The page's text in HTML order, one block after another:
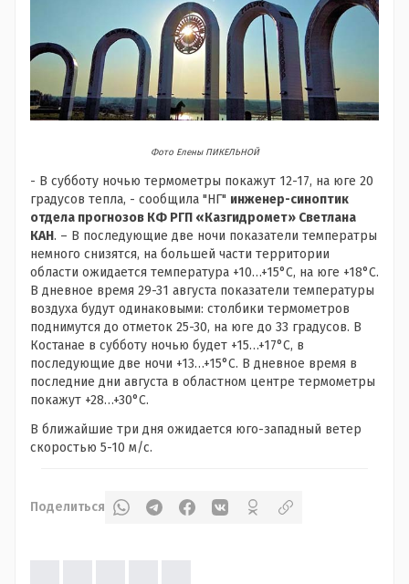
Фото Елены ПИКЕЛЬНОЙ
- В субботу ночью термометры покажут 12-17, на юге 20
градусов тепла, - сообщила "НГ" инженер-синоптик
отдела прогнозов КФ РГП «Казгидромет» Светлана
КАН. – В последующие две ночи показатели температры
немного снизятся, на большей части территории
области ожидается температура +10…+15°С, на юге +18°С.
В дневное время 29-31 августа показатели температуры
воздуха будут одинаковыми: столбики термометров
поднимутся до отметок 25-30, на юге до 33 градусов. В
Костанае в субботу ночью будет +15…+17°С, в
последующие две ночи +13…+15°С. В дневное время в
последние дни августа в областном центре термометры
покажут +28…+30°С.
В ближайшие три дня ожидается юго-западный ветер
скоростью 5-10 м/с.
Поделиться